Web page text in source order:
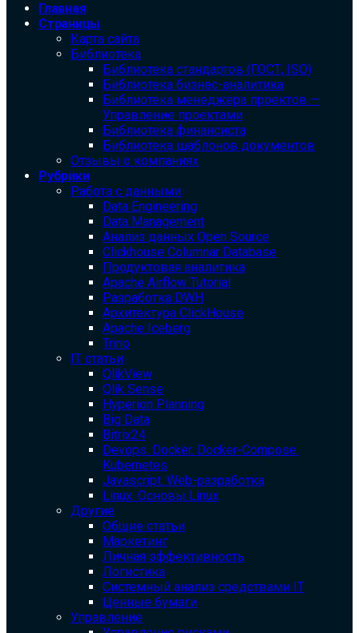
Главная
Страницы
Карта сайта
Библиотека
Библиотека cтандартов (ГОСТ, ISO)
Библиотека бизнес-аналитика
Библиотека менеджера проектов —
Управление проектами
Библиотека финансиста
Библиотека шаблонов документов
Отзывы о компаниях
Рубрики
Работа с данными
Data Engineering
Data Management
Анализ данных Open Source
Clickhouse Columnar Database
Продуктовая аналитика
Apache Airflow Tutorial
Разработка DWH
Архитектура ClickHouse
Apache Iceberg
Trino
IT статьи
QlikView
Qlik Sense
Hyperion Planning
Big Data
Bitrix24
Devops. Docker. Docker-Compose.
Kubernetes
Javascript. Web-разработка
Linux. Основы Linux
Другие
Общие статьи
Маркетинг
Личная эффективность
Логистика
Системный анализ средствами IT
Ценные бумаги
Управление